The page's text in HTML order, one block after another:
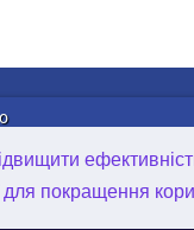
покращення